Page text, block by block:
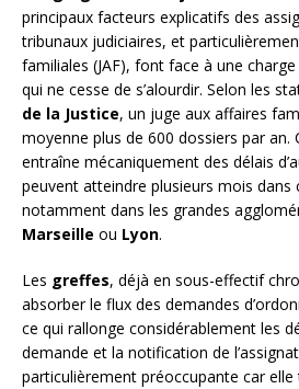
principaux facteurs explicatifs des
tribunaux judiciaires, et
familiales (JAF), font face à une
qui ne cesse de s’alourdir. Selon les
de la Justice, un juge aux affaires
moyenne plus de 600 dossiers par an.
entraîne mécaniquement des délais
peuvent atteindre plusieurs mois dans
notamment dans les grandes
Marseille ou Lyon.
Les greffes, déjà en sous-effectif
absorber le flux des demandes
ce qui rallonge considérablement les
demande et la notification de
particulièrement préoccupante car